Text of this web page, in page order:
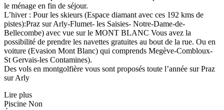
le ménage en fin de séjour.
L’hiver : Pour les skieurs (Espace diamant avec ces 192 kms de
pistes):Praz sur Arly-Flumet- les Saisies- Notre-Dame-de-
Bellecombe) avec vue sur le MONT BLANC Vous avez la
possibilité de prendre les navettes gratuites au bout de la rue. Ou en
voiture (Evasion Mont Blanc) qui comprends Megève-Combloux-
St Gervais-les Contamines).
Des vols en montgolfière vous sont proposés toute l’année sur Praz
sur Arly
Lire plus
Piscine Non